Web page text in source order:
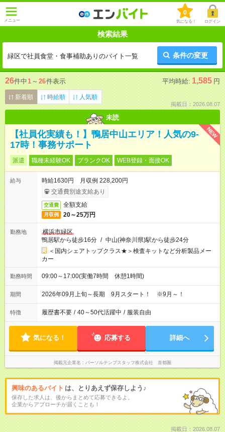
メニュー
0
気になる！ ログイン
検索結果
緑区で社員食堂・食事補助ありのバイト一覧 条件の変更
26件中1 ～ 26件表示 平均時給: 1,585 円
新着順 時給順 人気順
掲載日：2026.08.07
未読
NEW
【社員化実績も！】鴨居中山エリア！人気の9-
17時！事務サポート
派遣 職種未経験OK ブランクOK WEB登録・面接OK
給与
時給1630円 月収例 228,200円
交通費別途支給あり
交通費 全額支給
月収例 20～25万円
勤務地
横浜市緑区
鴨居駅から徒歩16分 / 中山(神奈川県)駅から徒歩24分
＜国内シェアトップクラス★＞検査キットなど分析製品メー
カー
勤務時間 09:00～17:00(実働7時間 休憩1時間)
期間 2026年09月上旬～長期 9月スタート！ ※9月～！
特徴 履歴書不要 / 40～50代活躍中 / 服装自由
気になる！ 応募する 詳細へ
掲載元企業名 パーソルテンプスタッフ株式会社 首都圏
興味のあるバイト は、とりあえず保存しよう♪
保存した求人は、後からまとめて応募できるよ。
企業からアプローチが届くことも！
掲載日：2026.08.07